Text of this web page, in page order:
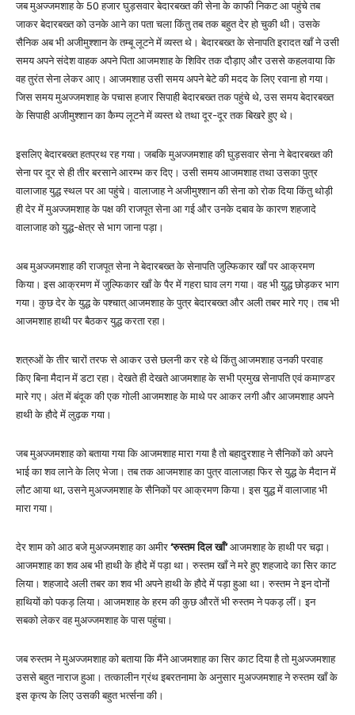
जब मुअज्जमशाह के 50 हजार घुड़सवार बेदारबख्त की सेना के काफी निकट आ पहुंचे तब
जाकर बेदारबख्त को उनके आने का पता चला किंतु तब तक बहुत देर हो चुकी थी। उसके
सैनिक अब भी अजीमुश्शान के तम्बू लूटने में व्यस्त थे। बेदारबख्त के सेनापति इरादत खाँ ने उसी
समय अपने संदेश वाहक अपने पिता आजमशाह के शिविर तक दौड़ाए और उससे कहलवाया कि
वह तुरंत सेना लेकर आए। आजमशाह उसी समय अपने बेटे की मदद के लिए रवाना हो गया।
जिस समय मुअज्जमशाह के पचास हजार सिपाही बेदारबख्त तक पहुंचे थे, उस समय बेदारबख्त
के सिपाही अजीमुश्शान का कैम्प लूटने में व्यस्त थे तथा दूर-दूर तक बिखरे हुए थे।
इसलिए बेदारबख्त हतप्रथ रह गया। जबकि मुअज्जमशाह की घुड़सवार सेना ने बेदारबख्त की
सेना पर दूर से ही तीर बरसाने आरम्भ कर दिए। उसी समय आजमशाह तथा उसका पुत्र
वालाजाह युद्ध स्थल पर आ पहुंचे। वालाजाह ने अजीमुश्शान की सेना को रोक दिया किंतु थोड़ी
ही देर में मुअज्जमशाह के पक्ष की राजपूत सेना आ गई और उनके दबाव के कारण शहजादे
वालाजाह को युद्ध-क्षेत्र से भाग जाना पड़ा।
अब मुअज्जमशाह की राजपूत सेना ने बेदारबख्त के सेनापति जुल्फिकार खाँ पर आक्रमण
किया। इस आक्रमण में जुल्फिकार खाँ के पैर में गहरा घाव लग गया। वह भी युद्ध छोड़कर भाग
गया। कुछ देर के युद्ध के पश्चात् आजमशाह के पुत्र बेदारबख्त और अली तबर मारे गए। तब भी
आजमशाह हाथी पर बैठकर युद्ध करता रहा।
शत्रुओं के तीर चारों तरफ से आकर उसे छलनी कर रहे थे किंतु आजमशाह उनकी परवाह
किए बिना मैदान में डटा रहा। देखते ही देखते आजमशाह के सभी प्रमुख सेनापति एवं कमाण्डर
मारे गए। अंत में बंदूक की एक गोली आजमशाह के माथे पर आकर लगी और आजमशाह अपने
हाथी के हौदे में लुढ़क गया।
जब मुअज्जमशाह को बताया गया कि आजमशाह मारा गया है तो बहादुरशाह ने सैनिकों को अपने
भाई का शव लाने के लिए भेजा। तब तक आजमशाह का पुत्र वालाजहा फिर से युद्ध के मैदान में
लौट आया था, उसने मुअज्जमशाह के सैनिकों पर आक्रमण किया। इस युद्ध में वालाजाह भी
मारा गया।
देर शाम को आठ बजे मुअज्जमशाह का अमीर ‘रुस्तम दिल खाँ’आजमशाह के हाथी पर चढ़ा।
आजमशाह का शव अब भी हाथी के हौदे में पड़ा था। रुस्तम खाँ ने मरे हुए शहजादे का सिर काट
लिया। शहजादे अली तबर का शव भी अपने हाथी के हौदे में पड़ा हुआ था। रुस्तम ने इन दोनों
हाथियों को पकड़ लिया। आजमशाह के हरम की कुछ औरतें भी रुस्तम ने पकड़ लीं। इन
सबको लेकर वह मुअज्जमशाह के पास पहुंचा।
जब रुस्तम ने मुअज्जमशाह को बताया कि मैंने आजमशाह का सिर काट दिया है तो मुअज्जमशाह
उससे बहुत नाराज हुआ। तत्कालीन ग्रंथ इबरतनामा के अनुसार मुअज्जमशाह ने रुस्तम खाँ के
इस कृत्य के लिए उसकी बहुत भर्त्सना की।